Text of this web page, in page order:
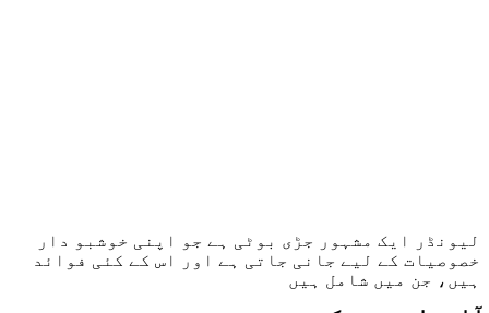
لیونڈر ایک مشہور جڑی بوٹی ہے جو اپنی خوشبو دار
خصوصیات کے لیے جانی جاتی ہے اور اس کے کئی فوائد
ہیں، جن میں شامل ہیں